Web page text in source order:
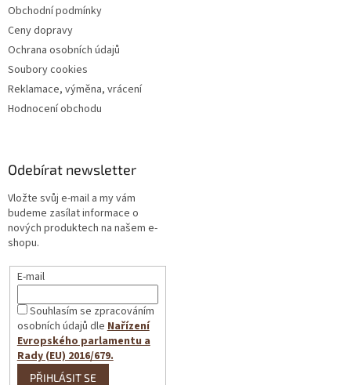
Obchodní podmínky
Ceny dopravy
Ochrana osobních údajů
Soubory cookies
Reklamace, výměna, vrácení
Hodnocení obchodu
Odebírat newsletter
Vložte svůj e-mail a my vám
budeme zasílat informace o
nových produktech na našem e-
shopu.
E-mail
Souhlasím se zpracováním
osobních údajů dleNařízení
Evropského parlamentu a
Rady (EU) 2016/679.
PŘIHLÁSIT SE